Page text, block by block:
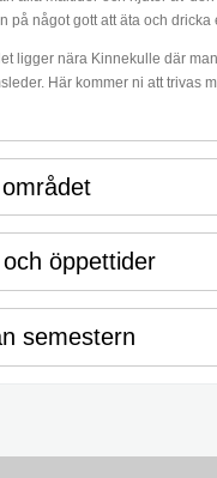
på något gott att äta och dricka
ligger nära Kinnekulle där
Här kommer ni att trivas
öppettider
semestern